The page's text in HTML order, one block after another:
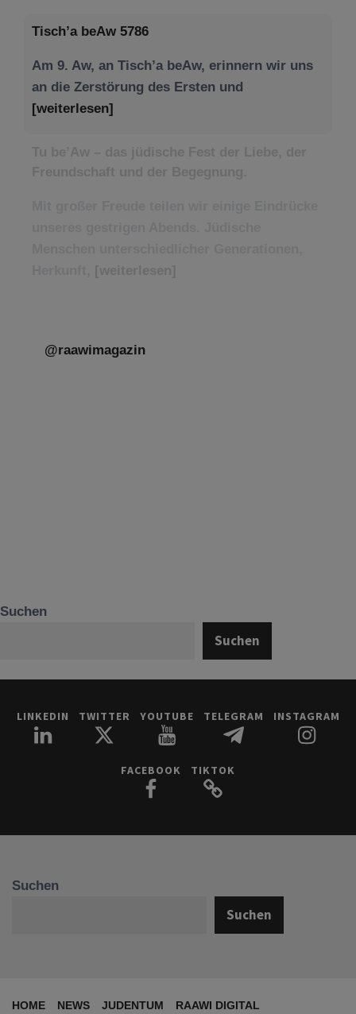
Tisch’a beAw 5786
Am 9. Aw, an Tisch’a beAw, erinnern wir uns
an die Zerstörung des Ersten und
[weiterlesen]
@raawimagazin
Suchen
Suchen
LINKEDIN TWITTER YOUTUBE TELEGRAM INSTAGRAM
FACEBOOK TIKTOK
Suchen
Suchen
HOME NEWS JUDENTUM RAAWI DIGITAL